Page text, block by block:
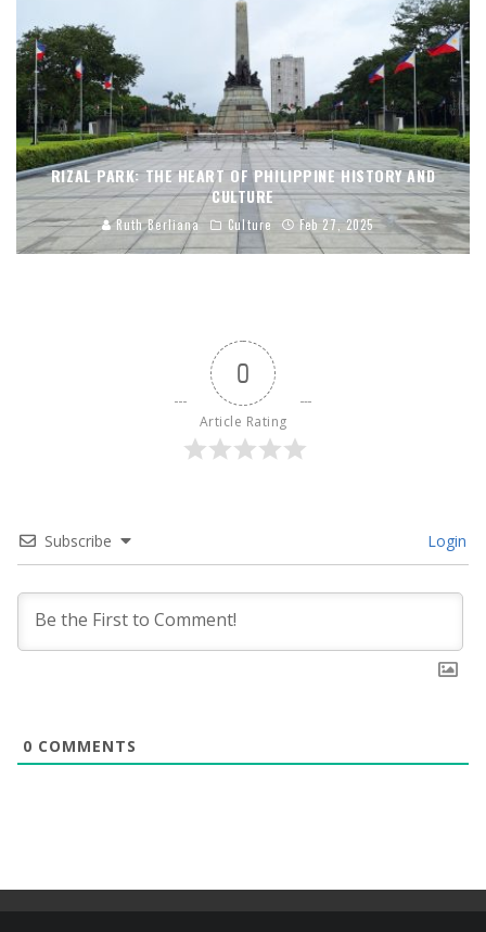
RIZAL PARK: THE HEART OF PHILIPPINE HISTORY AND
CULTURE
Ruth Berliana Culture Feb 27, 2025
0
Article Rating
Subscribe Login
0 COMMENTS